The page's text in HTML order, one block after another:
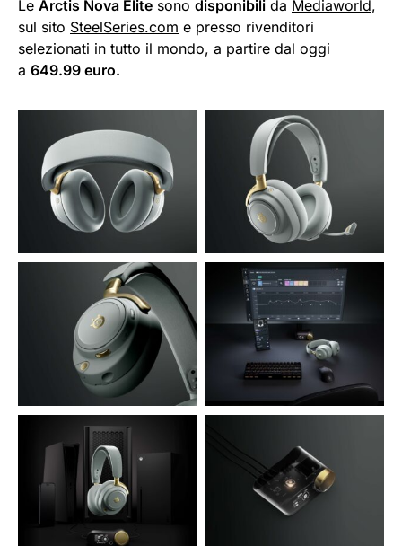
Le Arctis Nova Elite sono disponibili da Mediaworld,
sul sito SteelSeries.com e presso rivenditori
selezionati in tutto il mondo, a partire dal oggi
a 649.99 euro.